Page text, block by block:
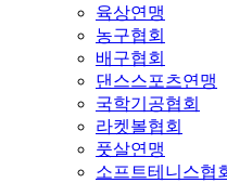
육상연맹
농구협회
배구협회
댄스스포츠연맹
국학기공협회
라켓볼협회
풋살연맹
소프트테니스협